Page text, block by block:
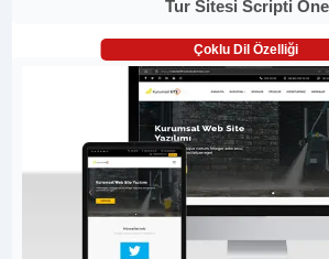
Tur Sitesi Scripti One
Çoklu Dil Özelliği